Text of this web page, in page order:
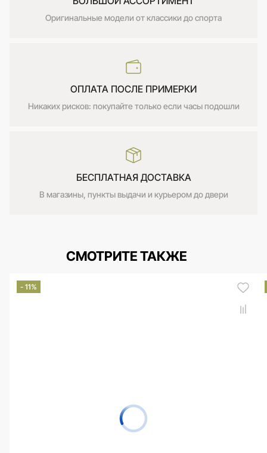
Оригинальные модели от классики до спорта
ОПЛАТА ПОСЛЕ ПРИМЕРКИ
Никаких рисков: покупайте только если часы подошли
БЕСПЛАТНАЯ ДОСТАВКА
В магазины, пункты выдачи и курьером до двери
СМОТРИТЕ ТАКЖЕ
- 11%